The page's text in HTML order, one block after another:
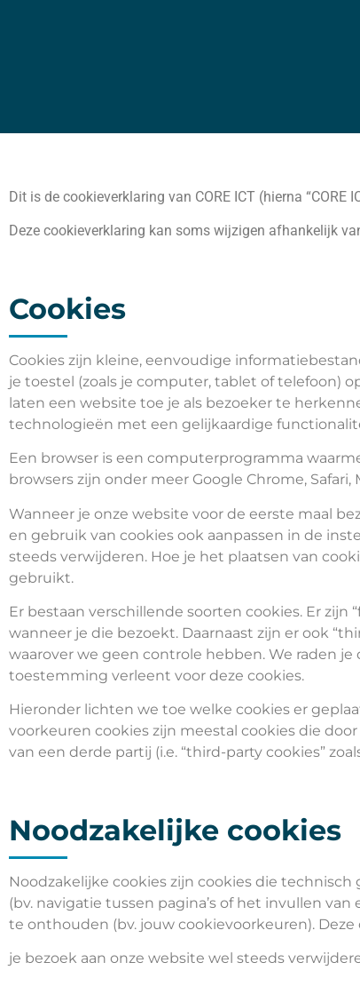
Dit is de cookieverklaring van CORE ICT (hierna “CORE
Deze cookieverklaring kan soms wijzigen afhankelijk
Cookies
Cookies zijn kleine, eenvoudige
je toestel (zoals je computer, tablet of telefoon)
laten een website toe je als bezoeker te
technologieën met een gelijkaardige
Een browser is een computerprogramma
browsers zijn onder meer Google Chrome,
Wanneer je onze website voor de eerste maal
en gebruik van cookies ook aanpassen in de
steeds verwijderen. Hoe je het plaatsen van
gebruikt.
Er bestaan verschillende soorten cookies. Er
wanneer je die bezoekt. Daarnaast zijn er ook
waarover we geen controle hebben. We raden
toestemming verleent voor deze cookies.
Hieronder lichten we toe welke cookies er
voorkeuren cookies zijn meestal cookies die
van een derde partij (i.e. “third-party cookies”
Noodzakelijke cookies
Noodzakelijke cookies zijn cookies die
(bv. navigatie tussen pagina’s of het invullen
te onthouden (bv. jouw cookievoorkeuren).
je bezoek aan onze website wel steeds